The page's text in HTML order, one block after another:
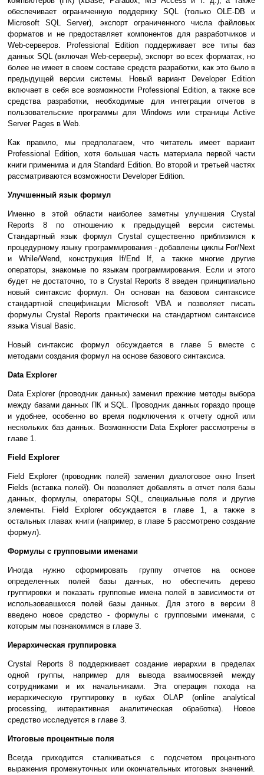
обеспечивает ограниченную поддержку SQL (только OLE-DB и
Microsoft SQL Server), экспорт ограниченного числа файловых
форматов и не предоставляет компонентов для разработчиков и
Web-серверов. Professional Edition поддерживает все типы баз
данных SQL (включая Web-серверы), экспорт во всех форматах, но
более не имеет в своем составе средств разработки, как это было в
предыдущей версии системы. Новый вариант Developer Edition
включает в себя все возможности Professional Edition, а также все
средства разработки, необходимые для интеграции отчетов в
пользовательские программы для Windows или страницы Active
Server Pages в Web.
Как правило, мы предполагаем, что читатель имеет вариант
Professional Edition, хотя большая часть материала первой части
книги применима и для Standard Edition. Во второй и третьей частях
рассматриваются возможности Developer Edition.
Улучшенный язык формул
Именно в этой области наиболее заметны улучшения Crystal
Reports 8 по отношению к предыдущей версии системы.
Стандартный язык формул Crystal существенно приблизился к
процедурному языку программирования - добавлены циклы For/Next
и While/Wend, конструкция If/End If, а также многие другие
операторы, знакомые по языкам программирования. Если и этого
будет не достаточно, то в Crystal Reports 8 введен принципиально
новый синтаксис формул. Он основан на базовом синтаксисе
стандартной спецификации Microsoft VBA и позволяет писать
формулы Crystal Reports практически на стандартном синтаксисе
языка Visual Basic.
Новый синтаксис формул обсуждается в главе 5 вместе с
методами создания формул на основе базового синтаксиса.
Data Explorer
Data Explorer (проводник данных) заменил прежние методы выбора
между базами данных ПК и SQL. Проводник данных гораздо проще
и удобнее, особенно во время подключения к отчету одной или
нескольких баз данных. Возможности Data Explorer рассмотрены в
главе 1.
Field Explorer
Field Explorer (проводник полей) заменил диалоговое окно Insert
Fields (вставка полей). Он позволяет добавлять в отчет поля базы
данных, формулы, операторы SQL, специальные поля и другие
элементы. Field Explorer обсуждается в главе 1, а также в
остальных главах книги (например, в главе 5 рассмотрено создание
формул).
Формулы с групповыми именами
Иногда нужно сформировать группу отчетов на основе
определенных полей базы данных, но обеспечить дерево
группировки и показать групповые имена полей в зависимости от
использовавшихся полей базы данных. Для этого в версии 8
введено новое средство - формулы с групповыми именами, с
которым мы познакомимся в главе 3.
Иерархическая группировка
Crystal Reports 8 поддерживает создание иерархии в пределах
одной группы, например для вывода взаимосвязей между
сотрудниками и их начальниками. Эта операция похода на
иерархическую группировку в кубах OLAP (online analytical
processing, интерактивная аналитическая обработка). Новое
средство исследуется в главе 3.
Итоговые процентные поля
Всегда приходится сталкиваться с подсчетом процентного
выражения промежуточных или окончательных итоговых значений.